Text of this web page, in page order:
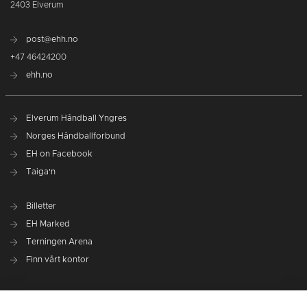
2403 Elverum
post@ehh.no
+47 46424200
ehh.no
Elverum Håndball Yngres
Norges Håndballforbund
EH on Facebook
Taiga'n
Billetter
EH Marked
Terningen Arena
Finn vårt kontor